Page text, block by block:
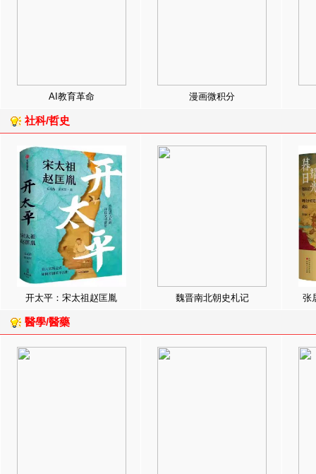
AI教育革命 漫画微积分
社科/哲史
开太平：宋太祖赵匡胤 魏晋南北朝史札记 张
醫學/醫藥